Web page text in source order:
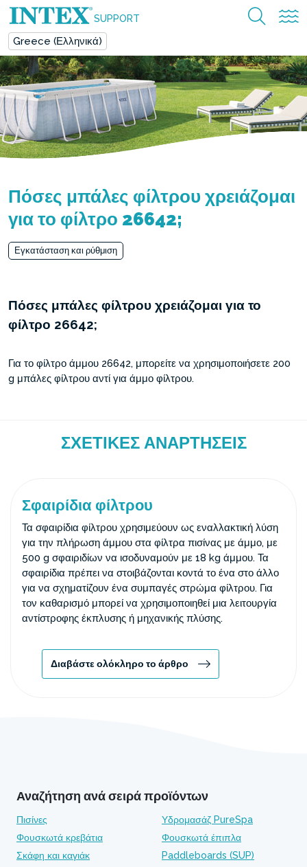
SUPPORT
Greece (Ελληνικά)
Πόσες μπάλες φίλτρου χρειάζομαι
για το φίλτρο 26642;
Εγκατάσταση και ρύθμιση
Πόσες μπάλες φίλτρου χρειάζομαι για το
φίλτρο 26642;
Για το φίλτρο άμμου 26642, μπορείτε να χρησιμοποιήσετε 200
g μπάλες φίλτρου αντί για άμμο φίλτρου.
ΣΧΕΤΙΚΈΣ ΑΝΑΡΤΉΣΕΙΣ
Σφαιρίδια φίλτρου
Τα σφαιρίδια φίλτρου χρησιμεύουν ως εναλλακτική λύση
για την πλήρωση άμμου στα φίλτρα πισίνας με άμμο, με
500 g σφαιριδίων να ισοδυναμούν με 18 kg άμμου. Τα
σφαιρίδια πρέπει να στοιβάζονται κοντά το ένα στο άλλο
για να σχηματίζουν ένα συμπαγές στρώμα φίλτρου. Για
τον καθαρισμό μπορεί να χρησιμοποιηθεί μια λειτουργία
αντίστροφης έκπλυσης ή μηχανικής πλύσης.
Διαβάστε ολόκληρο το άρθρο
Αναζήτηση ανά σειρά προϊόντων
Πισίνες
Υδρομασάζ PureSpa
Φουσκωτά κρεβάτια
Φουσκωτά έπιπλα
Σκάφη και καγιάκ
Paddleboards (SUP)